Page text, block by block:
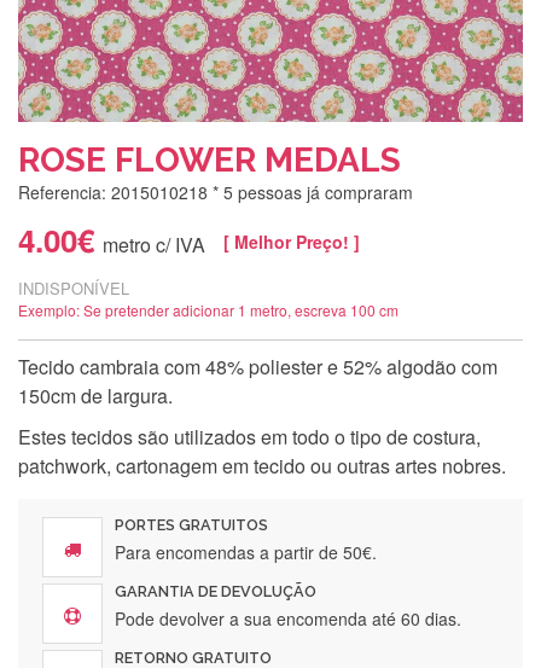
ROSE FLOWER MEDALS
Referencia: 2015010218 * 5 pessoas já compraram
4.00€ metro c/ IVA [ Melhor Preço! ]
INDISPONÍVEL
Exemplo: Se pretender adicionar 1 metro, escreva 100 cm
Tecido cambraia com 48% poliester e 52% algodão com
150cm de largura.
Estes tecidos são utilizados em todo o tipo de costura,
patchwork, cartonagem em tecido ou outras artes nobres.
PORTES GRATUITOS
Para encomendas a partir de 50€.
GARANTIA DE DEVOLUÇÃO
Pode devolver a sua encomenda até 60 dias.
RETORNO GRATUITO